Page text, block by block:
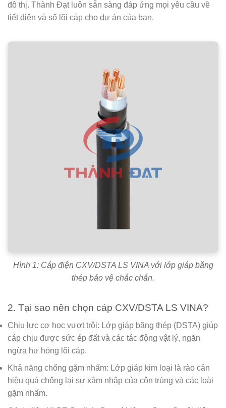
đô thị. Thành Đạtluôn sẵn sàng đáp ứng mọi yêu cầu về
tiết diện và số lõi cáp cho dự án của bạn.
Hình 1: Cáp điện CXV/DSTA LS VINA với lớp giáp băng
thép bảo vệ chắc chắn.
2. Tại sao nên chọn cáp CXV/DSTA LS VINA?
Chịu lực cơ học vượt trội: Lớp giáp băng thép (DSTA) giúp
cáp chịu được sức ép đất và các tác động vật lý, ngăn
ngừa hư hỏng lõi cáp.
Khả năng chống gặm nhấm: Lớp giáp kim loại là rào cản
hiệu quả chống lại sự xâm nhập của côn trùng và các loài
gặm nhấm.